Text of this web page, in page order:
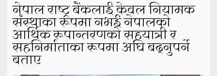
नेपाल राष्ट्र बैंकलाई केवल नियामक
संस्थाका रूपमा नभई नेपालको
आर्थिक रूपान्तरणको सहयात्री र
सहनिर्माताका रूपमा अघि बढ्नुपर्ने
बताए